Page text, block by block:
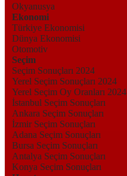
Okyanusya
Ekonomi
Türkiye Ekonomisi
Dünya Ekonomisi
Otomotiv
Seçim
Seçim Sonuçları 2024
Yerel Seçim Sonuçları 2024
Yerel Seçim Oy Oranları 2024
İstanbul Seçim Sonuçları
Ankara Seçim Sonuçları
İzmir Seçim Sonuçları
Adana Seçim Sonuçları
Bursa Seçim Sonuçları
Antalya Seçim Sonuçları
Konya Seçim Sonuçları